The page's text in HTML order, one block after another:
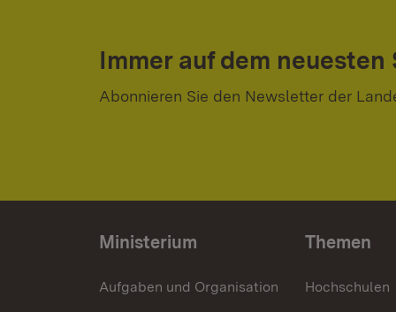
Immer auf dem neuesten
Abonnieren Sie den Newsletter der
Ministerium
Aufgaben und Organisation
Themen
Hochschulen